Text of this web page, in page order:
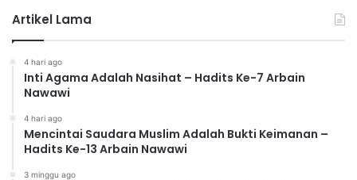
Artikel Lama
4 hari ago
Inti Agama Adalah Nasihat – Hadits Ke-7 Arbain
Nawawi
4 hari ago
Mencintai Saudara Muslim Adalah Bukti Keimanan –
Hadits Ke-13 Arbain Nawawi
3 minggu ago